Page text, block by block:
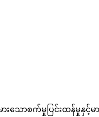
ောစက်မှုပြင်းထန်မှုနှင့်